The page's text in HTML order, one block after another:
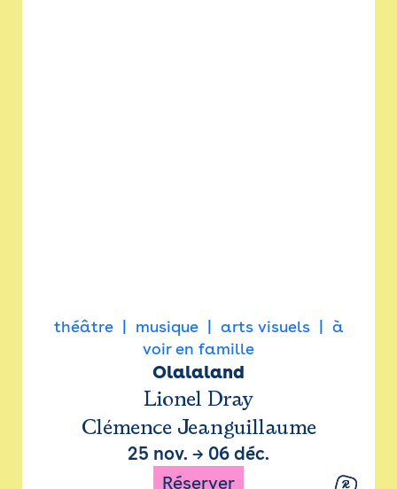
théâtre musique arts visuels
à
voir en famille
Olalaland
Lionel Dray
Clémence Jeanguillaume
25 nov. → 06 déc.
Réserver